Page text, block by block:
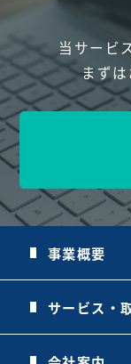
当サービ
まずは
事業概要
サービス・